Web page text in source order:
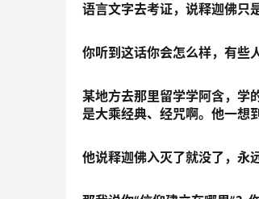
语言文字去考证，说释迦佛只
你听到这话你会怎么样，有些
某地方去那里留学学阿含，学
是大乘经典、经咒啊。他一想
他说释迦佛入灭了就没了，永